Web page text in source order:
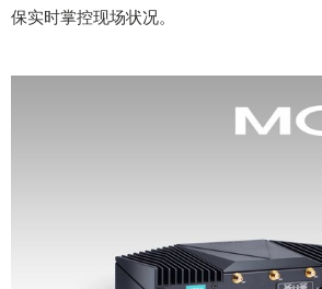
保实时掌控现场状况。